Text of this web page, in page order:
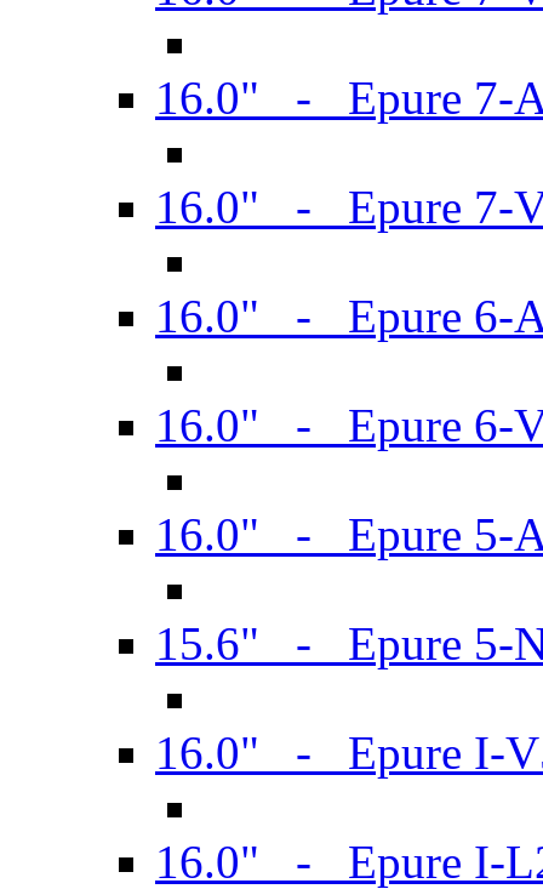
16.0" - Epure 7-
16.0" - Epure 7-
16.0" - Epure 6-
16.0" - Epure 6-
16.0" - Epure 5-
15.6" - Epure 5-
16.0" - Epure I-
16.0" - Epure I-